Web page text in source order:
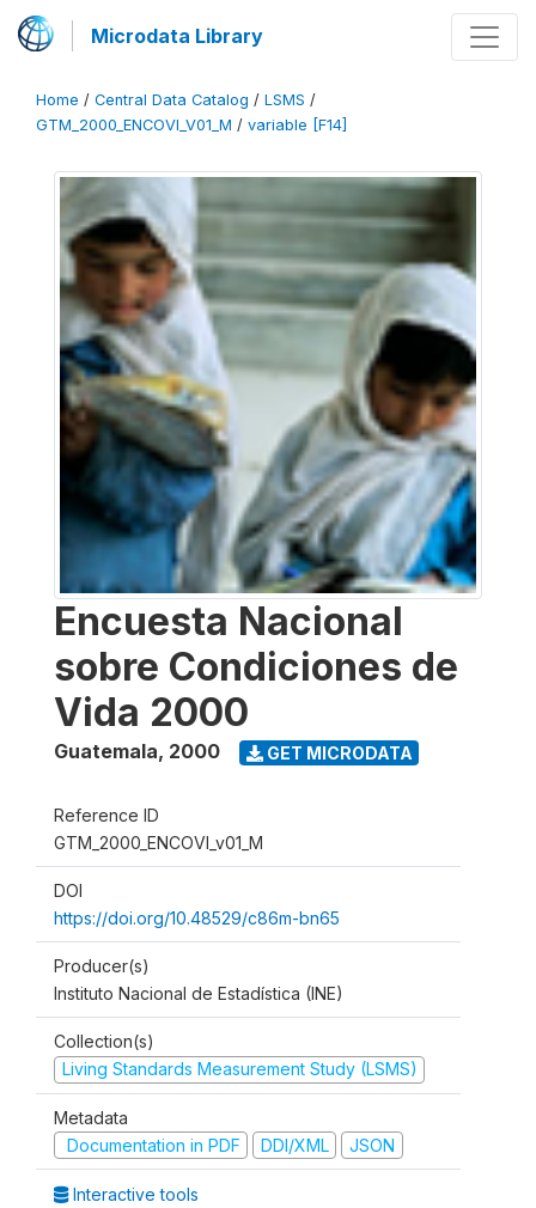
Microdata Library
Home / Central Data Catalog / LSMS /
GTM_2000_ENCOVI_V01_M / variable [F14]
Encuesta Nacional
sobre Condiciones de
Vida 2000
Guatemala, 2000 GET MICRODATA
Reference ID
GTM_2000_ENCOVI_v01_M
DOI
https://doi.org/10.48529/c86m-bn65
Producer(s)
Instituto Nacional de Estadística (INE)
Collection(s)
Living Standards Measurement Study (LSMS)
Metadata
Documentation in PDF
DDI/XML JSON
Interactive tools